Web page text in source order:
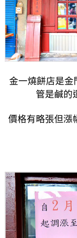
金一燒餅店是金
管是鹹的
價格有略張但漲